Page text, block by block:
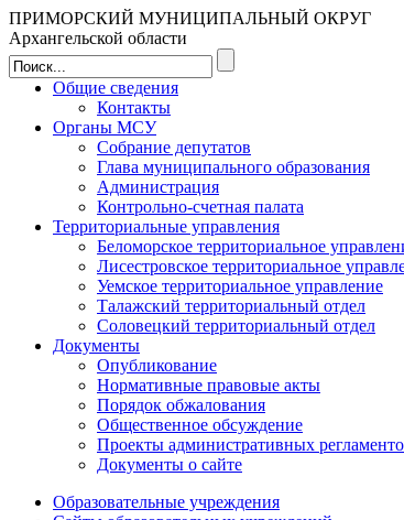
ПРИМОРСКИЙ МУНИЦИПАЛЬНЫЙ ОКРУГ
Архангельской области
Общие сведения
Контакты
Органы МСУ
Собрание депутатов
Глава муниципального образования
Администрация
Контрольно-счетная палата
Территориальные управления
Беломорское территориальное
Лисестровское территориальное
Уемское территориальное управление
Талажский территориальный отдел
Соловецкий территориальный отдел
Документы
Опубликование
Нормативные правовые акты
Порядок обжалования
Общественное обсуждение
Проекты административных
Документы о сайте
Образовательные учреждения